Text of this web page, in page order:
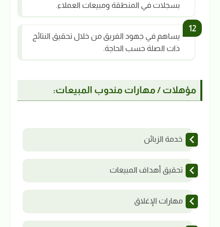
بسجلات في المنطقة ومبيعات العملاء.
يساهم في جهود الفريق من خلال تحقيق النتائج
ذات الصلة حسب الحاجة.
مؤهلات / مهارات مندوب المبيعات:
خدمة الزبائن
تحقيق أهداف المبيعات
مهارات الإغلاق